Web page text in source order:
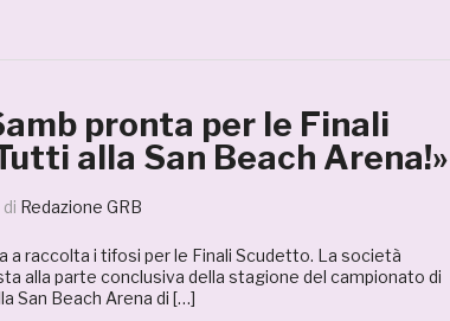
pronta per le Finali
alla San Beach Arena!»
di Redazione GRB
a raccolta i tifosi per le Finali Scudetto. La società
alla parte conclusiva della stagione del campionato di
San Beach Arena di […]